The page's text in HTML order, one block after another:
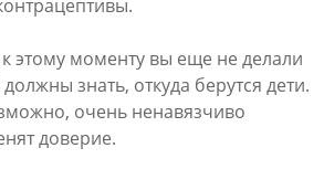
этому моменту вы еще не делали
знать, откуда берутся дети.
очень ненавязчиво
доверие.